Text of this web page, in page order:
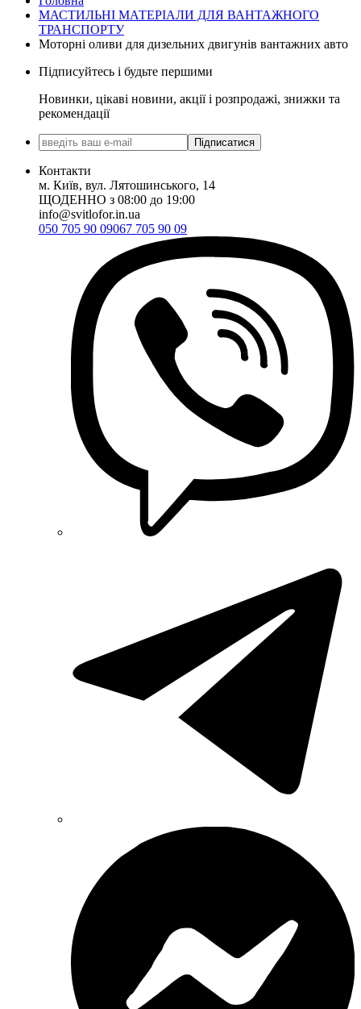
МАСТИЛЬНІ МАТЕРІАЛИ ДЛЯ ВАНТАЖНОГО
ТРАНСПОРТУ
Моторні оливи для дизельних двигунів вантажних авто
Підписуйтесь і будьте першими
Новинки, цікаві новини, акції і розпродажі, знижки та
рекомендації
Підписатися
Контакти
м. Київ, вул. Лятошинського, 14
ЩОДЕННО з 08:00 до 19:00
info@svitlofor.in.ua
050 705 90 09067 705 90 09